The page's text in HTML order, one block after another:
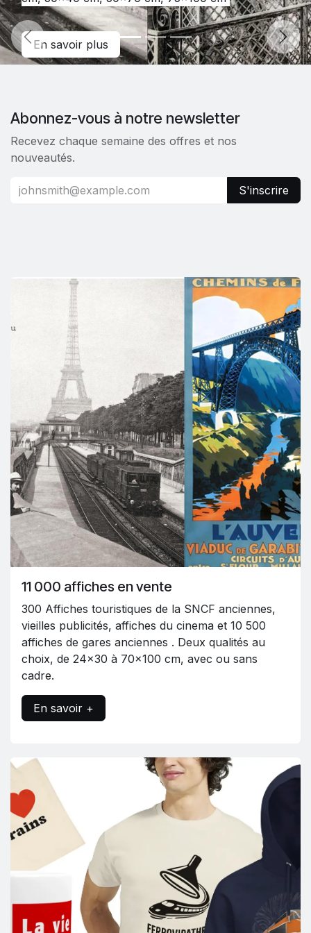
En savoir plus
Previous Next
Abonnez-vous à notre newsletter
Recevez chaque semaine des offres et nos
nouveautés.
S'inscrire
11 000 affiches en vente
300 Affiches touristiques de la SNCF anciennes,
vieilles publicités, affiches du cinema et 10 500
affiches de gares anciennes . Deux qualités au
choix, de 24x30 à 70x100 cm, avec ou sans
cadre.
En savoir +